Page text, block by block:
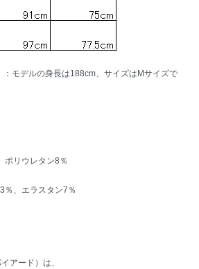
モデルの身長は188cm、サイズはMサイズで
ポリウレタン8％
％、エラスタン7％
アード）は、